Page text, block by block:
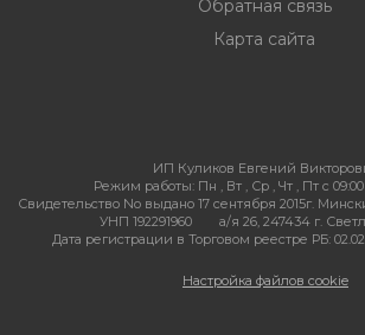
Обратная связь
Карта сайта
ИП Куликов Евгений
Режим работы: Пн , Вт , Ср , Чт , Пт c 09:00
Свидетельство No выдано 17 сентября 2015г.
УНП 192291960
а/я 26, 247434 г.
Дата регистрации в Торговом реестре РБ:
Настройка файлов cookie